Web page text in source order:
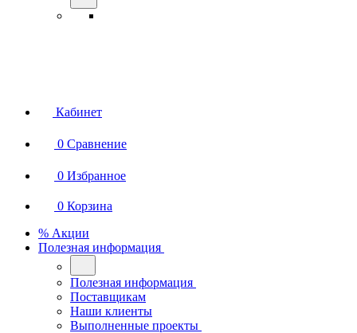
Кабинет
0 Сравнение
0 Избранное
0 Корзина
% Акции
Полезная информация
Полезная информация
Поставщикам
Наши клиенты
Выполненные проекты